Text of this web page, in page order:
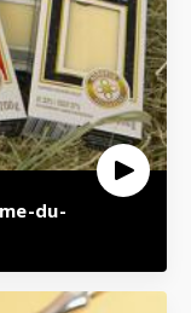
du-